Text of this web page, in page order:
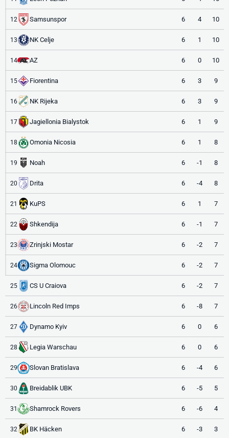
12 Samsunspor 6 4 10
13 NK Celje 6 1 10
14 AZ 6 0 10
15 Fiorentina 6 3 9
16 NK Rijeka 6 3 9
17 Jagiellonia Bialystok 6 1 9
18 Omonia Nicosia 6 1 8
19 Noah 6 -1 8
20 Drita 6 -4 8
21 KuPS 6 1 7
22 Shkendija 6 -1 7
23 Zrinjski Mostar 6 -2 7
24 Sigma Olomouc 6 -2 7
25 CS U Craiova 6 -2 7
26 Lincoln Red Imps 6 -8 7
27 Dynamo Kyiv 6 0 6
28 Legia Warschau 6 0 6
29 Slovan Bratislava 6 -4 6
30 Breidablik UBK 6 -5 5
31 Shamrock Rovers 6 -6 4
32 BK Häcken 6 -3 3